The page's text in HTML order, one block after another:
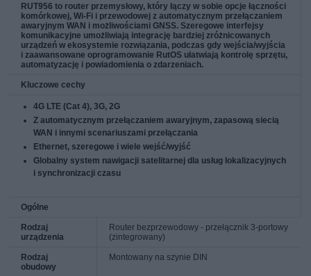
RUT956 to router przemysłowy, który łączy w sobie opcje łączności
komórkowej, Wi-Fi i przewodowej z automatycznym przełączaniem
awaryjnym WAN i możliwościami GNSS. Szeregowe interfejsy
komunikacyjne umożliwiają integrację bardziej zróżnicowanych
urządzeń w ekosystemie rozwiązania, podczas gdy wejścia/wyjścia
i zaawansowane oprogramowanie RutOS ułatwiają kontrolę sprzętu,
automatyzację i powiadomienia o zdarzeniach.
Kluczowe cechy
4G LTE (Cat 4), 3G, 2G
Z automatycznym przełączaniem awaryjnym, zapasową siecią
WAN i innymi scenariuszami przełączania
Ethernet, szeregowe i wiele wejść/wyjść
Globalny system nawigacji satelitarnej dla usług lokalizacyjnych
i synchronizacji czasu
Ogólne
Rodzaj
urządzenia
Router bezprzewodowy - przełącznik 3-portowy
(zintegrowany)
Rodzaj
obudowy
Montowany na szynie DIN